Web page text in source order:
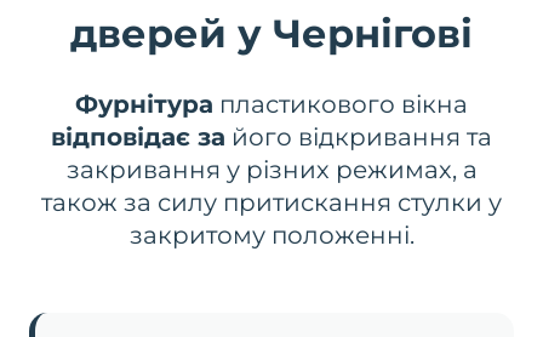
дверей у Чернігові
Фурнітура пластикового вікна
відповідає за його відкривання та
закривання у різних режимах, а
також за силу притискання стулки у
закритому положенні.